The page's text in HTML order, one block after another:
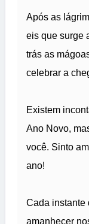
Após as
eis que surge
trás as
celebrar a
Existem
Ano Novo,
você. Sinto
ano!
Cada instante
amanhecer